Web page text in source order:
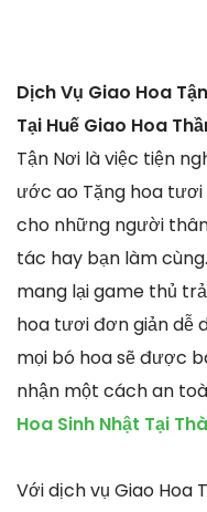
Dịch Vụ Giao Hoa
Tại Huế Giao Hoa
Tận Nơi là việc tiện
ước ao Tặng hoa
cho những người
tác hay bạn làm
mang lại game thủ
hoa tươi đơn giản dễ
mọi bó hoa sẽ được
nhận một cách an
Hoa Sinh Nhật Tại
Với dịch vụ Giao Hoa